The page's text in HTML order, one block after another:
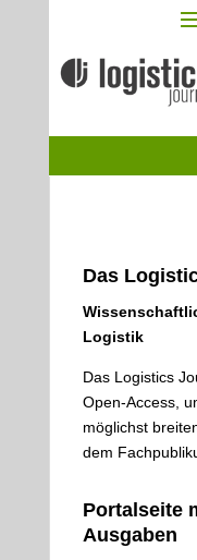
Das
Logistik
Das Logistics
Open-Access,
möglichst
dem
Portalseite
Ausgaben